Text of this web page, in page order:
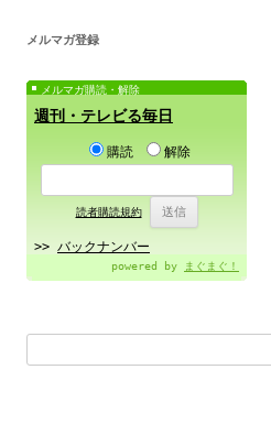
メルマガ登録
メルマガ購読・解除
週刊・テレビる毎日
購読 解除
読者購読規約
>> バックナンバー
powered by まぐまぐ！